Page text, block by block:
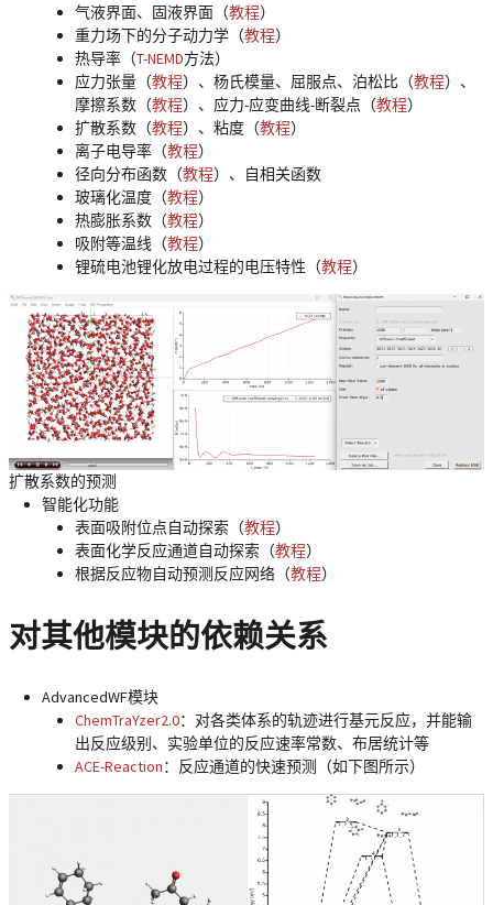
气液界面、固液界面（教程）
重力场下的分子动力学（教程）
热导率（T-NEMD方法）
应力张量（教程）、杨氏模量、屈服点、泊松比（教程）、
摩擦系数（教程）、应力-应变曲线-断裂点（教程）
扩散系数（教程）、粘度（教程）
离子电导率（教程）
径向分布函数（教程）、自相关函数
玻璃化温度（教程）
热膨胀系数（教程）
吸附等温线（教程）
锂硫电池锂化放电过程的电压特性（教程）
扩散系数的预测
智能化功能
表面吸附位点自动探索（教程）
表面化学反应通道自动探索（教程）
根据反应物自动预测反应网络（教程）
对其他模块的依赖关系
AdvancedWF模块
ChemTraYzer2.0：对各类体系的轨迹进行基元反应，并能输
出反应级别、实验单位的反应速率常数、布居统计等
ACE-Reaction：反应通道的快速预测（如下图所示）